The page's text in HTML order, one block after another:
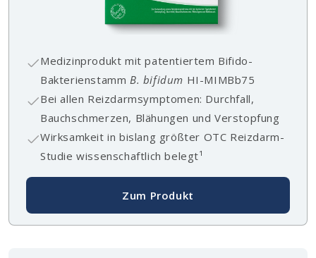
Medizinprodukt mit patentiertem Bifido-
Bakterienstamm B. bifidum HI-MIMBb75
Bei allen Reizdarmsymptomen: Durchfall,
Bauchschmerzen, Blähungen und Verstopfung
Wirksamkeit in bislang größter OTC Reizdarm-
Studie wissenschaftlich belegt¹
Zum Produkt